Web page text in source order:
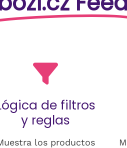
de filtros
y reglas
los productos